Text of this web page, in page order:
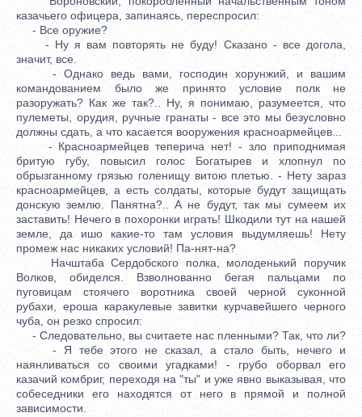
казачьего офицера, запинаясь, переспросил:
- Все оружие?
- Ну я вам повторять не буду! Сказано - все догола,
значит, все.
- Однако ведь вами, господин хорунжий, и вашим
командованием было же принято условие полк не
разоружать? Как же так?.. Ну, я понимаю, разумеется, что
пулеметы, орудия, ручные гранаты - все это мы безусловно
должны сдать, а что касается вооружения красноармейцев...
- Красноармейцев теперича нет! - зло приподнимая
бритую губу, повысил голос Богатырев и хлопнул по
обрызганному грязью голенищу витою плетью. - Нету зараз
красноармейцев, а есть солдаты, которые будут защищать
донскую землю. Панятна?.. А не будут, так мы сумеем их
заставить! Нечего в похоронки играть! Шкодили тут на нашей
земле, да ишо какие-то там условия выдумляешь! Нету
промеж нас никаких условий! Па-нят-на?
Начштаба Сердобского полка, молоденький поручик
Волков, обиделся. Взволнованно бегая пальцами по
пуговицам стоячего воротника своей черной суконной
рубахи, ероша каракулевые завитки курчавейшего черного
чуба, он резко спросил:
- Следовательно, вы считаете нас пленными? Так, что ли?
- Я тебе этого не сказал, а стало быть, нечего и
наянливаться со своими угадками! - грубо оборвал его
казачий комбриг, переходя на "ты" и уже явно выказывая, что
собеседники его находятся от него в прямой и полной
зависимости.